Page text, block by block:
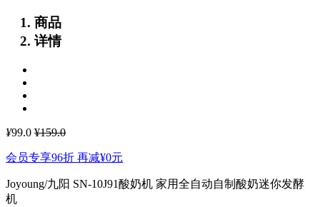
商品
详情
¥99.0 ¥159.0
会员专享96折 再减¥0元
Joyoung/九阳 SN-10J91酸奶机 家用全自动自制酸奶迷你发酵
机